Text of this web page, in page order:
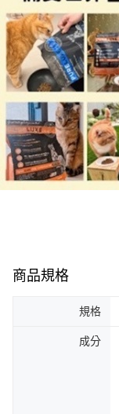
商品規格
規格
成分